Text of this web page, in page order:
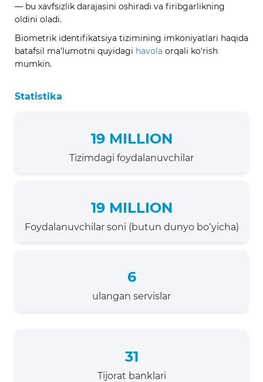
— bu xavfsizlik darajasini oshiradi va firibgarlikning
oldini oladi.
Biometrik identifikatsiya tizimining imkoniyatlari haqida
batafsil ma’lumotni quyidagi havola orqali ko‘rish
mumkin.
Statistika
19 MILLION
Tizimdagi foydalanuvchilar
19 MILLION
Foydalanuvchilar soni (butun dunyo bo‘yicha)
6
ulangan servislar
31
Tijorat banklari